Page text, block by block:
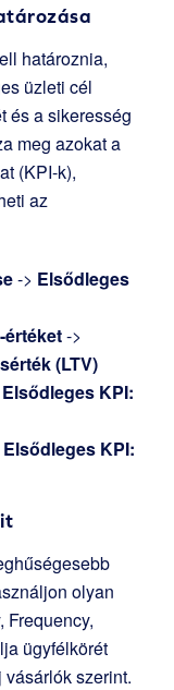
határoznia,
üzleti cél
és a sikeresség
meg azokat a
(KPI-k),
az
-> Elsődleges
értéket->
(LTV)
Elsődleges KPI:
Elsődleges KPI:
olyan
Frequency,
ügyfélkörét
szerint.